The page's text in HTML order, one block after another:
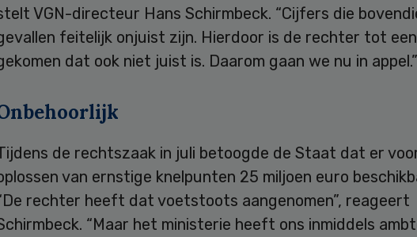
VGN-directeur Hans Schirmbeck. “Cijfers die
feitelijk onjuist zijn. Hierdoor is de rechter tot
dat ook niet juist is. Daarom gaan we nu in appel.”
de rechtszaak in juli betoogde de Staat dat er
van ernstige knelpunten 25 miljoen euro
rechter heeft dat voetstoots aangenomen”, reageert
“Maar het ministerie heeft ons inmiddels